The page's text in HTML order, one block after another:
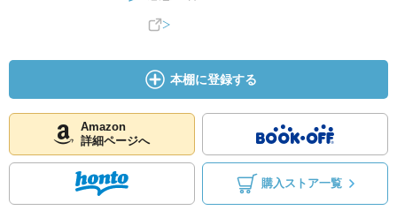
本棚に登録する
Amazon
詳細ページへ
購入ストア一覧